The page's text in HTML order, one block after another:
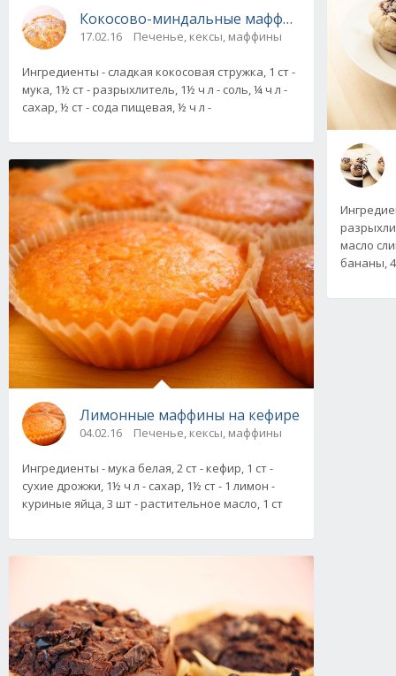
Кокосово-миндальные маффины, рецепт
17.02.16 Печенье, кексы, маффины
Ингредиенты - сладкая кокосовая стружка, 1 ст -
мука, 1½ ст - разрыхлитель, 1½ ч л - соль, ¼ ч л -
сахар, ½ ст - сода пищевая, ½ ч л -
Лимонные маффины на кефире
04.02.16 Печенье, кексы, маффины
Ингредиенты - мука белая, 2 ст - кефир, 1 ст -
сухие дрожжи, 1½ ч л - сахар, 1½ ст - 1 лимон -
куриные яйца, 3 шт - растительное масло, 1 ст
масло
бананы,